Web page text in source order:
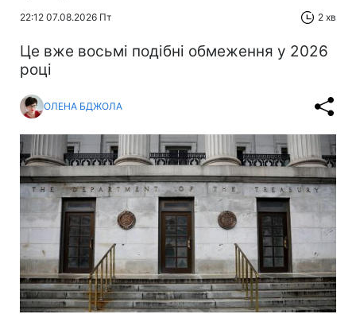
22:12 07.08.2026 Пт 2 хв
Це вже восьмі подібні обмеження у 2026
році
ОЛЕНА БДЖОЛА